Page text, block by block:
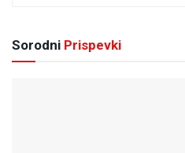
Sorodni Prispevki